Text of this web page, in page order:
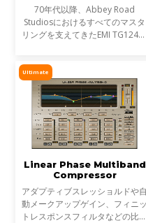
70年代以降、Abbey Road
Studiosにおけるすべてのマスタ
リングを支えてきたEMI TG12410
ン・プラグインとしてモデリング
で再現。Abbey Road TG
Mastering
Ultimate
Linear Phase Multiband
Compressor
アダプティブスレッショルドや自
動メークアップゲイン、フィニッ
トレスポンスフィルタなどの比類